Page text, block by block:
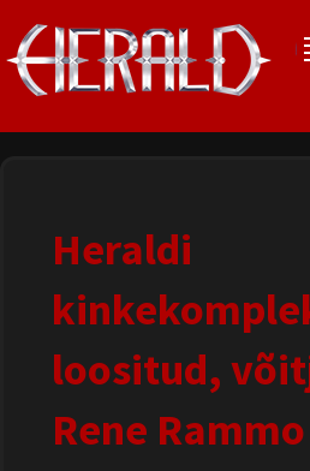
Heraldi
loositud,
Rene Rammo